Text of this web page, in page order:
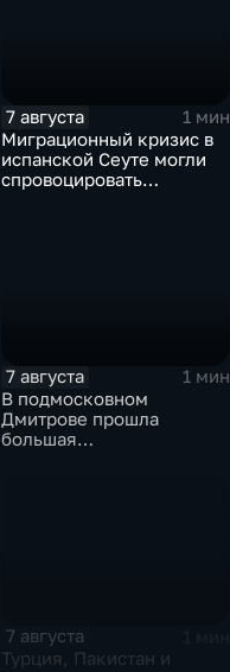
7 августа
1 мин
Миграционный кризис в
испанской Сеуте могли
спровоцировать
7 августа
1 мин
В подмосковном
Дмитрове прошла
большая
7 августа
Турция, Пакистан и